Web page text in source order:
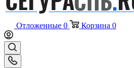
Отложенные 0 Корзина 0